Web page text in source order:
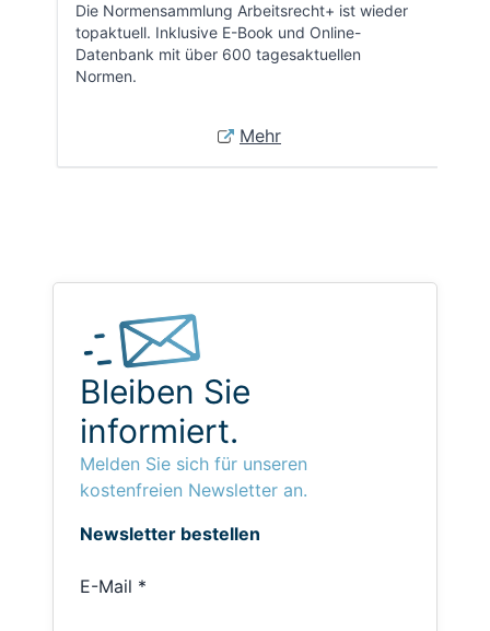
Die Normensammlung Arbeitsrecht+ ist wieder
topaktuell. Inklusive E-Book und Online-
Datenbank mit über 600 tagesaktuellen
Normen.
Mehr
Bleiben Sie
informiert.
Melden Sie sich für unseren
kostenfreien Newsletter an.